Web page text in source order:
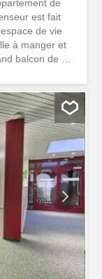
de
est fait
de vie
à manger et
balcon de 13
15 000.-
se
en 2024 -
-
salon de 28 m²
- un grand
de parking en
Contactez-
vous
objets